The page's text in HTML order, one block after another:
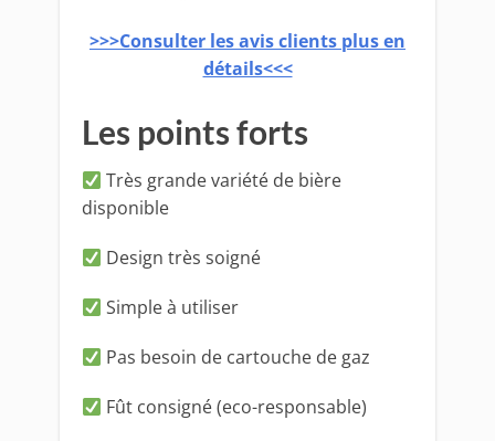
>>>Consulter les avis clients plus en
détails<<<
Les points forts
Très grande variété de bière
disponible
Design très soigné
Simple à utiliser
Pas besoin de cartouche de gaz
Fût consigné (eco-responsable)